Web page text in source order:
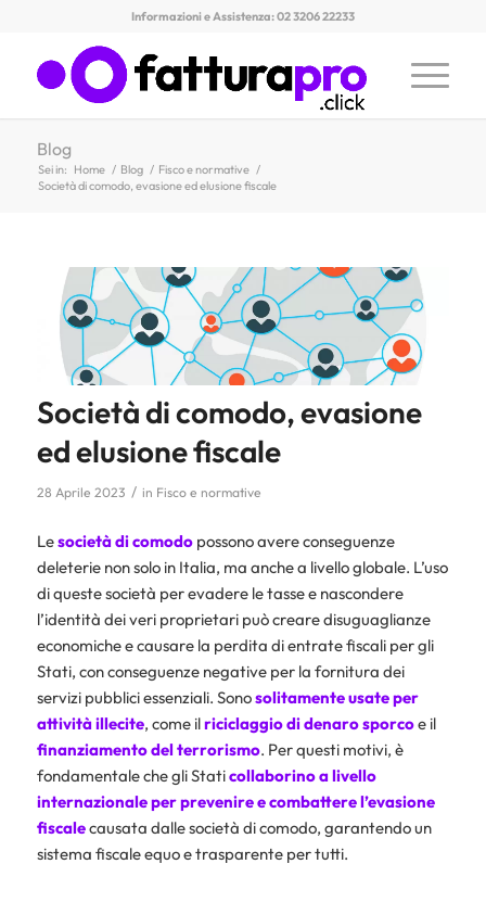
Informazioni e Assistenza: 02 3206 22233
Blog
Sei in: Home / Blog / Fisco e normative /
Società di comodo, evasione ed elusione fiscale
Società di comodo, evasione
ed elusione fiscale
28 Aprile 2023 / in Fisco e normative
Lesocietà di comodopossono avere conseguenze
deleterie non solo in Italia, ma anche a livello globale. L’uso
di queste società per evadere le tasse e nascondere
l’identità dei veri proprietari può creare disuguaglianze
economiche e causare la perdita di entrate fiscali per gli
Stati, con conseguenze negative per la fornitura dei
servizi pubblici essenziali. Sonosolitamente usate per
attività illecite, come ilriciclaggiodi denaro sporcoe il
finanziamento del terrorismo. Per questi motivi, è
fondamentale che gli Staticollaborino a livello
internazionale per prevenire e combattere l’evasione
fiscalecausata dalle società di comodo, garantendo un
sistema fiscale equo e trasparente per tutti.